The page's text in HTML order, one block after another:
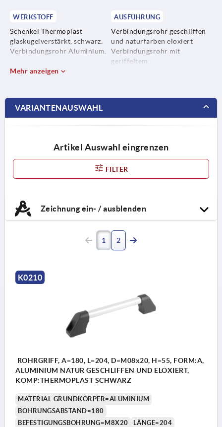
WERKSTOFF
Schenkel Thermoplast
glaskugelverstärkt, schwarz.
Verbindungsrohr Aluminium.
AUSFÜHRUNG
Verbindungsrohr geschliffen
und naturfarben eloxiert
Verbindungsrohr mit
geriffeltem
Mehr anzeigen
VARIANTENAUSWAHL
Artikel Auswahl eingrenzen
FILTER
Zeichnung ein- / ausblenden
1 2
K0210
ROHRGRIFF, A=180, L=204, D=M08x20, H=55, FORM:A,
ALUMINIUM NATUR GESCHLIFFEN UND ELOXIERT,
KOMP:THERMOPLAST SCHWARZ
MATERIAL GRUNDKÖRPER=ALUMINIUM
BOHRUNGSABSTAND=180
BEFESTIGUNGSBOHRUNG=M8X20
LÄNGE=204